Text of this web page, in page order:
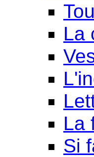
La
La
Si